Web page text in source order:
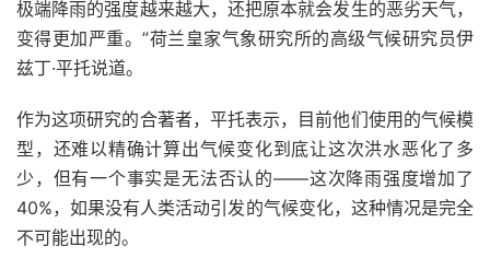
极端降雨的强度越来越大，还把原本就会发生的恶劣天气，
变得更加严重。”荷兰皇家气象研究所的高级气候研究员伊
兹丁·平托说道。
作为这项研究的合著者，平托表示，目前他们使用的气候模
型，还难以精确计算出气候变化到底让这次洪水恶化了多
少，但有一个事实是无法否认的——这次降雨强度增加了
40%，如果没有人类活动引发的气候变化，这种情况是完全
不可能出现的。